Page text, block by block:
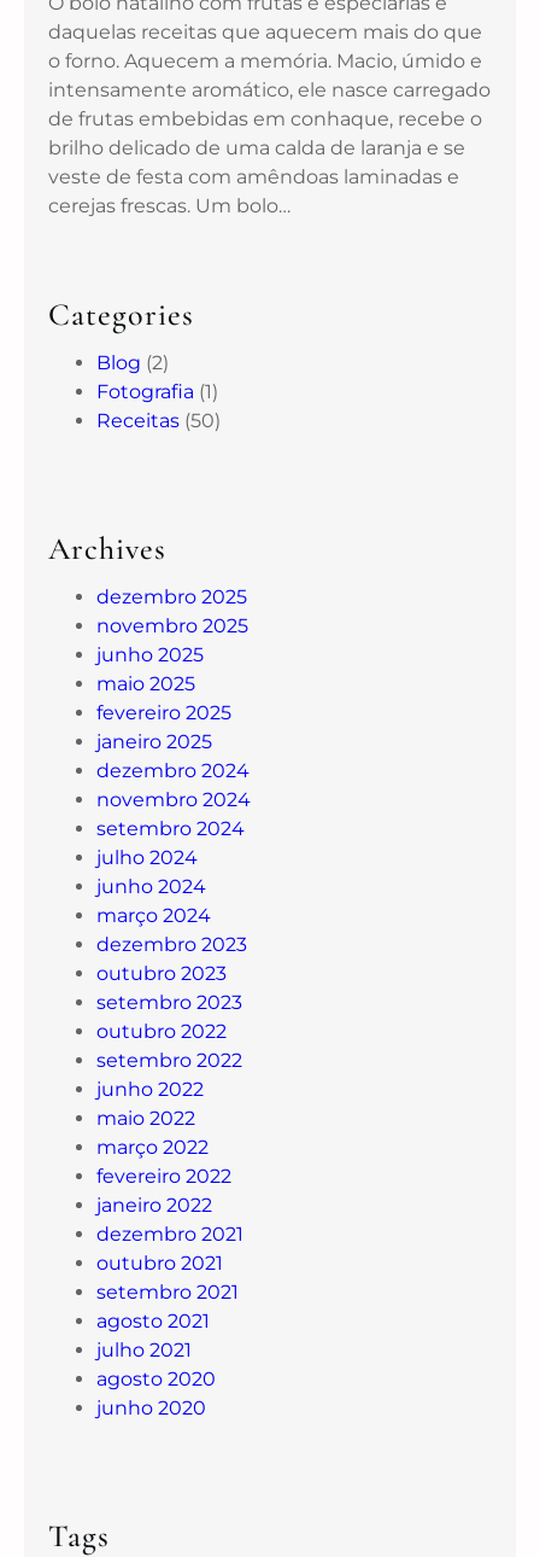
daquelas receitas que aquecem mais do que
o forno. Aquecem a memória. Macio, úmido e
intensamente aromático, ele nasce carregado
de frutas embebidas em conhaque, recebe o
brilho delicado de uma calda de laranja e se
veste de festa com amêndoas laminadas e
cerejas frescas. Um bolo…
Categories
Blog (2)
Fotografia (1)
Receitas (50)
Archives
dezembro 2025
novembro 2025
junho 2025
maio 2025
fevereiro 2025
janeiro 2025
dezembro 2024
novembro 2024
setembro 2024
julho 2024
junho 2024
março 2024
dezembro 2023
outubro 2023
setembro 2023
outubro 2022
setembro 2022
junho 2022
maio 2022
março 2022
fevereiro 2022
janeiro 2022
dezembro 2021
outubro 2021
setembro 2021
agosto 2021
julho 2021
agosto 2020
junho 2020
Tags